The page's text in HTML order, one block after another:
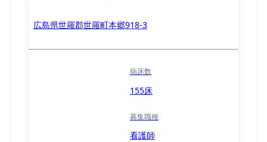
広島県世羅郡世羅町本郷918-3
病床数
155床
募集職種
看護師